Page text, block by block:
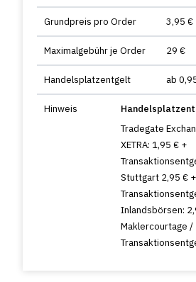
Grundpreis pro Order 3,95 €
Maximalgebühr je Order 29 €
Handelsplatzentgelt ab
Hinweis
Tradegate
XETRA: 1,95 € +
Stuttgart 2,95 € +
Inlandsbörsen:
Maklercourtage /